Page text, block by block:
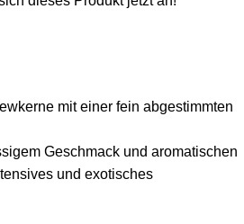
mit einer fein abgestimmten
Geschmack und aromatischen
und exotisches